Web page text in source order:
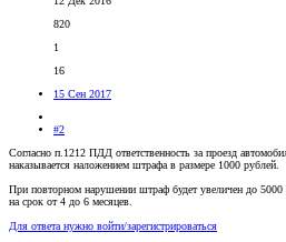
820
1
16
15 Сен 2017
#2
Согласно п.1212 ПДД ответственность за проезд
наказывается наложением штрафа в размере 1000 рублей.
При повторном нарушении штраф будет увеличен до
на срок от 4 до 6 месяцев.
Для ответа нужно войти/зарегистрироваться